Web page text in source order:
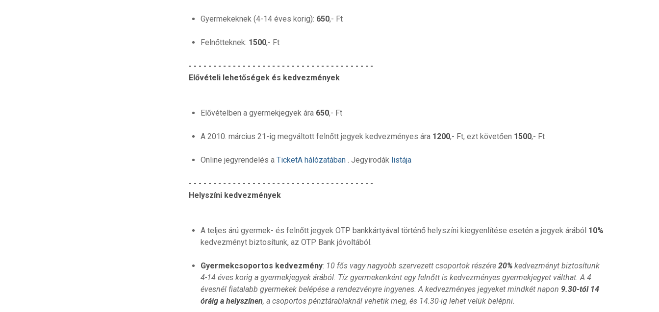
Gyermekeknek (4-14 éves korig): 650,- Ft
Felnőtteknek: 1500,- Ft
- - - - - - - - - - - - - - - - - - - - - - - - - - - - - - - - - - - - - -
Elővételi lehetőségek és kedvezmények
Elővételben a gyermekjegyek ára 650,- Ft
A 2010. március 21-ig megváltott felnőtt jegyek kedvezményes ára 1200,- Ft, ezt követően 1500,- Ft
Online jegyrendelés a TicketA hálózatában . Jegyirodák listája
- - - - - - - - - - - - - - - - - - - - - - - - - - - - - - - - - - - - - -
Helyszíni kedvezmények
A teljes árú gyermek- és felnőtt jegyek OTP bankkártyával történő helyszíni kiegyenlítése esetén a jegyek árából 10%
kedvezményt biztosítunk, az OTP Bank jóvoltából.
Gyermekcsoportos kedvezmény: 10 fős vagy nagyobb szervezett csoportok részére 20% kedvezményt biztosítunk
4-14 éves korig a gyermekjegyek árából. Tíz gyermekenként egy felnőtt is kedvezményes gyermekjegyet válthat. A 4
évesnél fiatalabb gyermekek belépése a rendezvényre ingyenes. A kedvezményes jegyeket mindkét napon 9.30-tól 14
óráig a helyszínen, a csoportos pénztárablaknál vehetik meg, és 14.30-ig lehet velük belépni.